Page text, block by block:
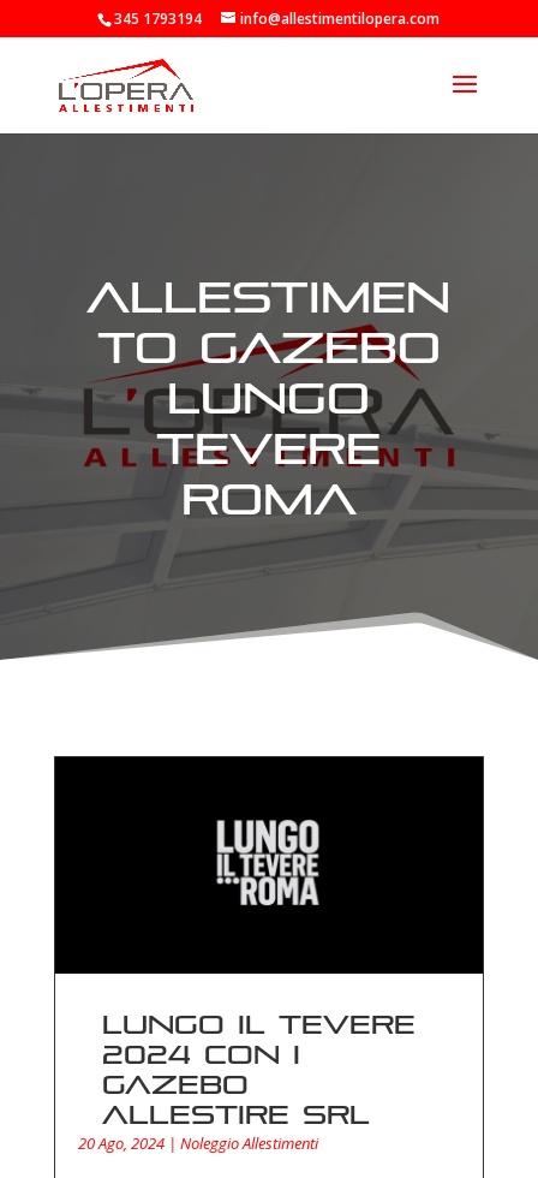
345 1793194 info@allestimentilopera.com
allestimen
to gazebo
lungo
tevere
roma
Lungo il Tevere
2024 con i
gazebo
Allestire Srl
20 Ago, 2024| Noleggio Allestimenti